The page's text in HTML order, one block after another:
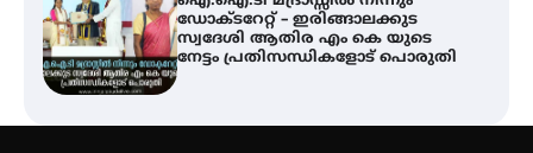
ട്യുണീഷ്യൻ ചിത്രം ” ദി വോയിസ്
ഓഫ് ഹിന്ദ് റജബ് ” ഇരിങ്ങാലക്കുട
ഫിലിം സൊസൈറ്റി ആഗസ്റ്റ് 7
വെള്ളിയാഴ്ച സ്‌ക്രീൻ ചെയ്യുന്നു